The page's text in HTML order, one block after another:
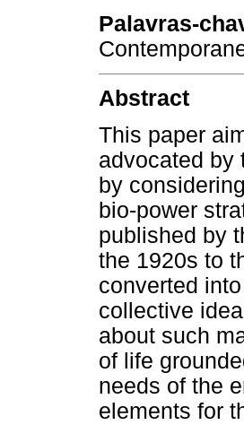
Palavras-
Abstract
This paper
advocated by
by
bio-power
published by
the 1920s to
converted
collective
about such
of life
needs of the
elements for